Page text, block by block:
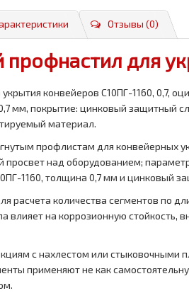
Отзывы (0)
для
конвейеров С10ПГ-1160, 0,7,
мм, покрытие: цинковый защитный
материал.
профлистам для конвейерных
просвет над оборудованием;
1160, толщина 0,7 мм и цинковый
расчета количества сегментов по
влияет на коррозионную стойкость,
с нахлестом или стыковочными
применяют не как